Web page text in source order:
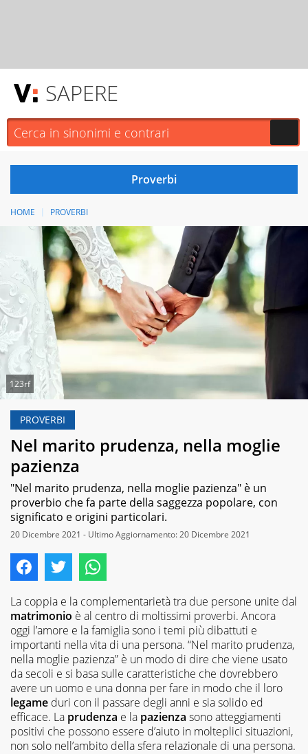
SAPERE
HOME PROVERBI
123rf
PROVERBI
Nel marito prudenza, nella moglie
pazienza
"Nel marito prudenza, nella moglie pazienza" è un
proverbio che fa parte della saggezza popolare, con
significato e origini particolari.
20 Dicembre 2021 - Ultimo Aggiornamento: 20 Dicembre 2021
La coppia e la complementarietà tra due persone unite dal
matrimonio è al centro di moltissimi proverbi. Ancora
oggi l’amore e la famiglia sono i temi più dibattuti e
importanti nella vita di una persona. “Nel marito prudenza,
nella moglie pazienza” è un modo di dire che viene usato
da secoli e si basa sulle caratteristiche che dovrebbero
avere un uomo e una donna per fare in modo che il loro
legame duri con il passare degli anni e sia solido ed
efficace. La prudenza e la pazienza sono atteggiamenti
positivi che possono essere d’aiuto in molteplici situazioni,
non solo nell’ambito della sfera relazionale di una persona.